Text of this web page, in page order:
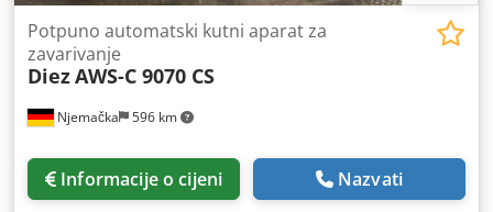
Njemačka 596 km
Potpuno automatski kutni aparat za
zavarivanje
DiezAWS-C 9070 CS
Informacije o cijeni Nazvati